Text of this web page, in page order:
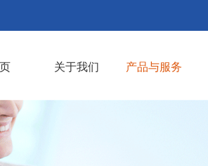
关于我们 产品与服务